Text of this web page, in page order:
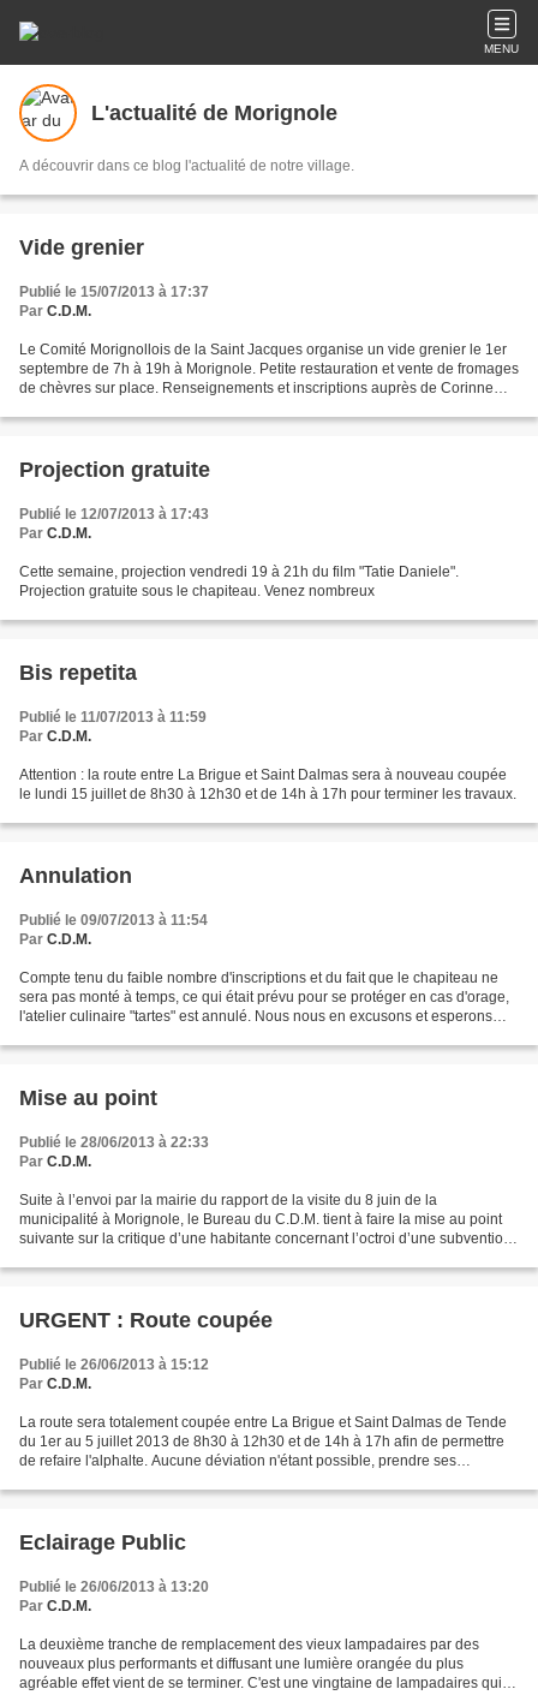
MENU
L'actualité de Morignole
A découvrir dans ce blog l'actualité de notre village.
Vide grenier
Publié le 15/07/2013 à 17:37
Par C.D.M.
Le Comité Morignollois de la Saint Jacques organise un vide grenier le 1er
septembre de 7h à 19h à Morignole. Petite restauration et vente de fromages
de chèvres sur place. Renseignements et inscriptions auprès de Corinne
Projection gratuite
Publié le 12/07/2013 à 17:43
Par C.D.M.
Cette semaine, projection vendredi 19 à 21h du film "Tatie Daniele".
Projection gratuite sous le chapiteau. Venez nombreux
Bis repetita
Publié le 11/07/2013 à 11:59
Par C.D.M.
Attention : la route entre La Brigue et Saint Dalmas sera à nouveau coupée
le lundi 15 juillet de 8h30 à 12h30 et de 14h à 17h pour terminer les travaux.
Annulation
Publié le 09/07/2013 à 11:54
Par C.D.M.
Compte tenu du faible nombre d'inscriptions et du fait que le chapiteau ne
sera pas monté à temps, ce qui était prévu pour se protéger en cas d'orage,
l'atelier culinaire "tartes" est annulé. Nous nous en excusons et esperons
Mise au point
Publié le 28/06/2013 à 22:33
Par C.D.M.
Suite à l’envoi par la mairie du rapport de la visite du 8 juin de la
municipalité à Morignole, le Bureau du C.D.M. tient à faire la mise au point
suivante sur la critique d’une habitante concernant l’octroi d’une subvention
URGENT : Route coupée
Publié le 26/06/2013 à 15:12
Par C.D.M.
La route sera totalement coupée entre La Brigue et Saint Dalmas de Tende
du 1er au 5 juillet 2013 de 8h30 à 12h30 et de 14h à 17h afin de permettre
de refaire l'alphalte. Aucune déviation n'étant possible, prendre ses
Eclairage Public
Publié le 26/06/2013 à 13:20
Par C.D.M.
La deuxième tranche de remplacement des vieux lampadaires par des
nouveaux plus performants et diffusant une lumière orangée du plus
agréable effet vient de se terminer. C'est une vingtaine de lampadaires qui